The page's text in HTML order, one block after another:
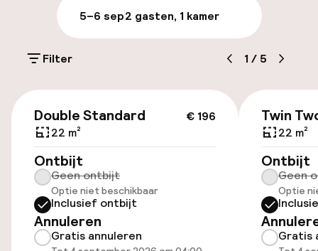
Parkeren & mobiliteit
Parkeergelegenheid op eigen terrein
(buiten)
Openbaar parkeren
Transferservice
Fietsverhuur
5–6 sep2 gasten, 1 kamer
Filter 1 / 5
€ 196
Double Standard
22 m²
Ontbijt
Geen ontbijt
Optie niet beschikbaar
Inclusief ontbijt
Annuleren
Gratis annuleren
Twin
22 m²
Ontbijt
Geen
Optie
Gratis